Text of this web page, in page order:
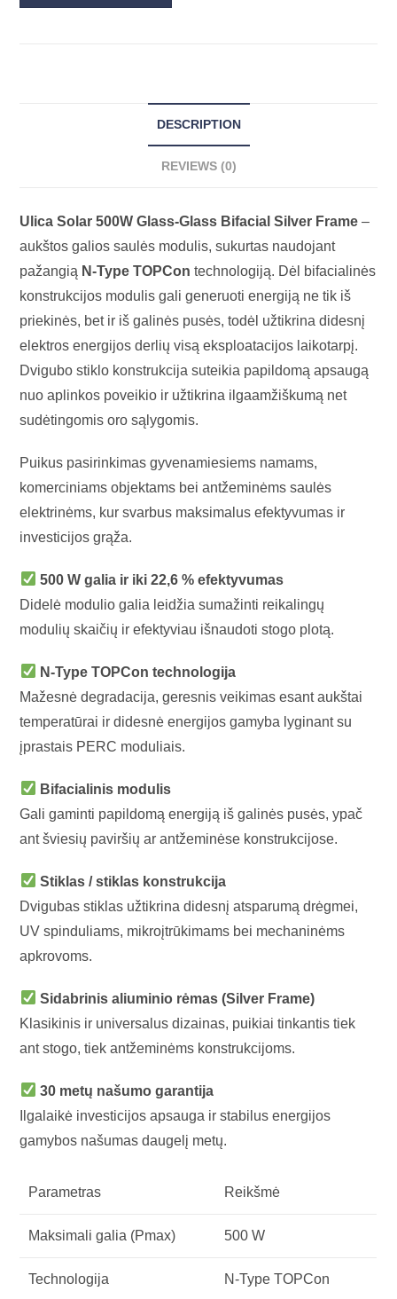
DESCRIPTION
REVIEWS (0)
Ulica Solar 500W Glass-Glass Bifacial Silver Frame –
aukštos galios saulės modulis, sukurtas naudojant
pažangią N-Type TOPCon technologiją. Dėl bifacialinės
konstrukcijos modulis gali generuoti energiją ne tik iš
priekinės, bet ir iš galinės pusės, todėl užtikrina didesnį
elektros energijos derlių visą eksploatacijos laikotarpį.
Dvigubo stiklo konstrukcija suteikia papildomą apsaugą
nuo aplinkos poveikio ir užtikrina ilgaamžiškumą net
sudėtingomis oro sąlygomis.
Puikus pasirinkimas gyvenamiesiems namams,
komerciniams objektams bei antžeminėms saulės
elektrinėms, kur svarbus maksimalus efektyvumas ir
investicijos grąža.
500 W galia ir iki 22,6 % efektyvumas
Didelė modulio galia leidžia sumažinti reikalingų
modulių skaičių ir efektyviau išnaudoti stogo plotą.
N-Type TOPCon technologija
Mažesnė degradacija, geresnis veikimas esant aukštai
temperatūrai ir didesnė energijos gamyba lyginant su
įprastais PERC moduliais.
Bifacialinis modulis
Gali gaminti papildomą energiją iš galinės pusės, ypač
ant šviesių paviršių ar antžeminėse konstrukcijose.
Stiklas / stiklas konstrukcija
Dvigubas stiklas užtikrina didesnį atsparumą drėgmei,
UV spinduliams, mikroįtrūkimams bei mechaninėms
apkrovoms.
Sidabrinis aliuminio rėmas (Silver Frame)
Klasikinis ir universalus dizainas, puikiai tinkantis tiek
ant stogo, tiek antžeminėms konstrukcijoms.
30 metų našumo garantija
Ilgalaikė investicijos apsauga ir stabilus energijos
gamybos našumas daugelį metų.
Parametras Reikšmė
Maksimali galia (Pmax) 500 W
Technologija N-Type TOPCon